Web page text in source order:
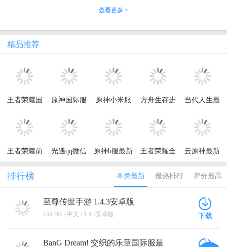
查看更多 >
精品推荐
王者荣耀国
2026(Honor
of Kings)
原神国际服
(Genshin
Impact)
原神小米服
方舟生存进
作弊菜单
当代人生最
王者荣耀前
光遇qq微信
原神b服最新
王者荣耀全
新版(Honor
of Kings)
云原神最新
排行榜 本类最新 最热排行 评分最高
至尊传世手游 1.4.3安卓版
150.3M / 中文 / 1.4.3安卓版 下载
BanG Dream! 交织的乐章国际服最